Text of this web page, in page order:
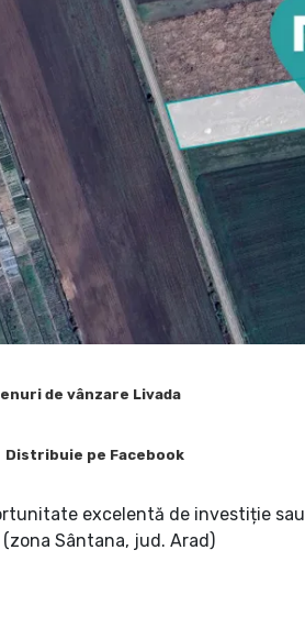
de vânzare Livada
Distribuie pe Facebook
excelentă de investiție
Sântana, jud. Arad)